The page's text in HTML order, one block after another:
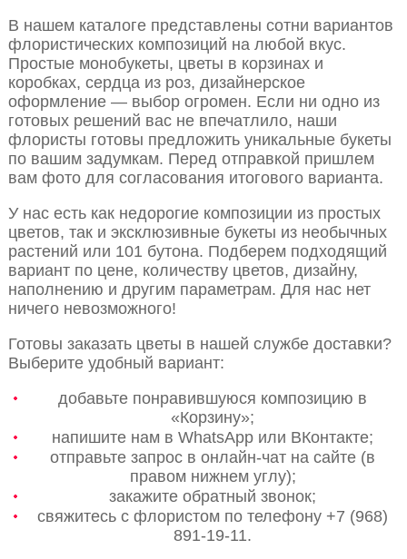
В нашем каталоге представлены сотни вариантов
флористических композиций на любой вкус.
Простые монобукеты, цветы в корзинах и
коробках, сердца из роз, дизайнерское
оформление — выбор огромен. Если ни одно из
готовых решений вас не впечатлило, наши
флористы готовы предложить уникальные букеты
по вашим задумкам. Перед отправкой пришлем
вам фото для согласования итогового варианта.
У нас есть как недорогие композиции из простых
цветов, так и эксклюзивные букеты из необычных
растений или 101 бутона. Подберем подходящий
вариант по цене, количеству цветов, дизайну,
наполнению и другим параметрам. Для нас нет
ничего невозможного!
Готовы заказать цветы в нашей службе доставки?
Выберите удобный вариант:
добавьте понравившуюся композицию в
«Корзину»;
напишите нам в WhatsApp или ВКонтакте;
отправьте запрос в онлайн-чат на сайте (в
правом нижнем углу);
закажите обратный звонок;
свяжитесь с флористом по телефону +7 (968)
891-19-11.